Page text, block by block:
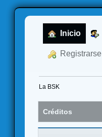
Inicio
Registrarse
La BSK
Créditos